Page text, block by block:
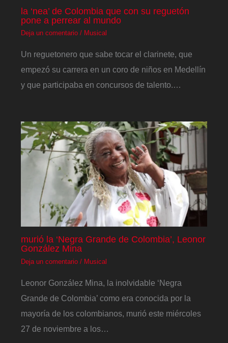
la ‘nea’ de Colombia que con su reguetón
pone a perrear al mundo
Deja un comentario / Musical
Un reguetonero que sabe tocar el clarinete, que
empezó su carrera en un coro de niños en Medellín
y que participaba en concursos de talento.…
murió la ‘Negra Grande de Colombia’, Leonor
González Mina
Deja un comentario / Musical
Leonor González Mina, la inolvidable ‘Negra
Grande de Colombia’ como era conocida por la
mayoría de los colombianos, murió este miércoles
27 de noviembre a los…